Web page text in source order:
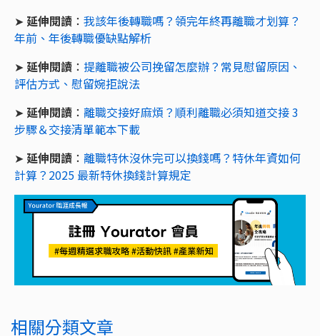
➤ 延伸閱讀 ： 我該年後轉職嗎？領完年終再離職才划算？
年前、年後轉職優缺點解析
➤ 延伸閱讀 ： 提離職被公司挽留怎麼辦？常見慰留原因、
評估方式、慰留婉拒說法
➤ 延伸閱讀 ： 離職交接好麻煩？順利離職必須知道交接 3
步驟＆交接清單範本下載
➤ 延伸閱讀 ： 離職特休沒休完可以換錢嗎？特休年資如何
計算？2025 最新特休換錢計算規定
相關分類文章